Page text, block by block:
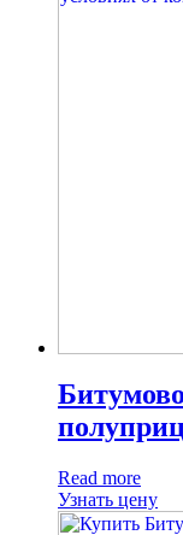
Read more
Узнать цену